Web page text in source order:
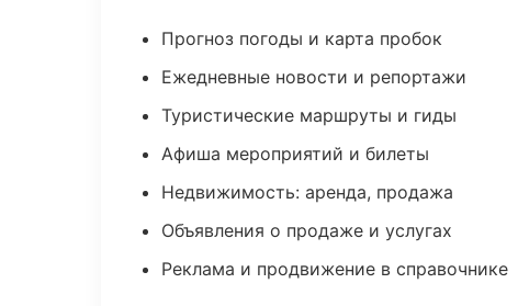
Прогноз погоды и карта пробок
Ежедневные новости и репортажи
Туристические маршруты и гиды
Афиша мероприятий и билеты
Недвижимость: аренда, продажа
Объявления о продаже и услугах
Реклама и продвижение в справочнике